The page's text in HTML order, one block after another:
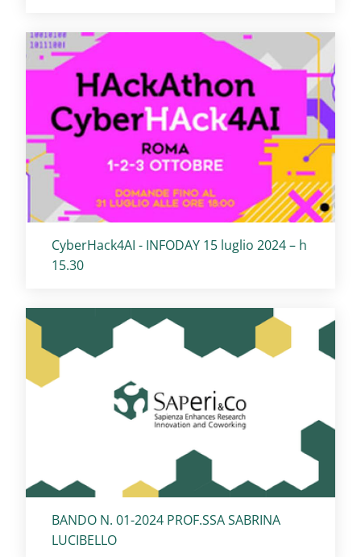
Titolo card:
CyberHack4AI - INFODAY 15 luglio 2024 – h
15.30
Titolo card:
BANDO N. 01-2024 PROF.SSA SABRINA
LUCIBELLO